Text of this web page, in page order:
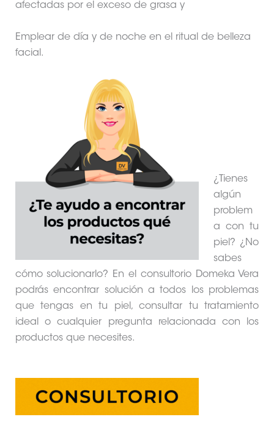
afectadas por el exceso de grasa y
Emplear de día y de noche en el ritual de belleza
facial.
¿Tienes
algún
problem
a con tu
piel? ¿No
sabes
cómo solucionarlo? En el consultorio Domeka Vera
podrás encontrar solución a todos los problemas
que tengas en tu piel, consultar tu tratamiento
ideal o cualquier pregunta relacionada con los
productos que necesites.